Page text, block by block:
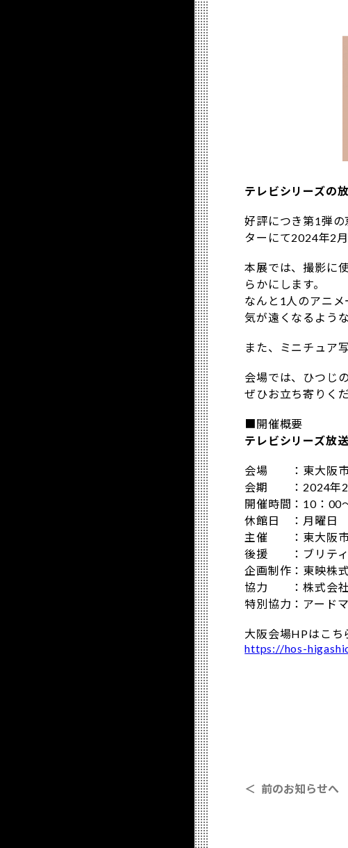
テレビシリーズの
好評につき第1弾
ターにて2024年2
本展では、撮影に
らかにします。
なんと1人のアニ
気が遠くなるよう
また、ミニチュア
会場では、ひつじ
ぜひお立ち寄りくだ
■開催概要
テレビシリーズ放
会場 ：東大阪市
会期 ：2024年2
開催時間：10：00
休館日 ：月曜日
主催 ：東大阪市
後援 ：ブリティ
企画制作：東映株
協力 ：株式会社
特別協力：アード
大阪会場HPはこち
https://hos-
＜ 前のお知らせへ